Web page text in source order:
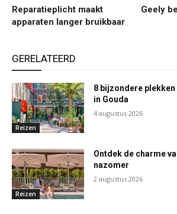
Reparatieplicht maakt
apparaten langer bruikbaar
Geely
GERELATEERD
Reizen
8 bijzondere
in Gouda
4 augustus 2026
Reizen
Ontdek de charme
nazomer
2 augustus 2026